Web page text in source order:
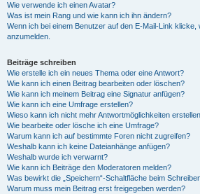
Wie verwende ich einen Avatar?
Was ist mein Rang und wie kann ich ihn ändern?
Wenn ich bei einem Benutzer auf den E-Mail-Link
anzumelden.
Beiträge schreiben
Wie erstelle ich ein neues Thema oder eine Antwort?
Wie kann ich einen Beitrag bearbeiten oder löschen?
Wie kann ich meinem Beitrag eine Signatur anfügen?
Wie kann ich eine Umfrage erstellen?
Wieso kann ich nicht mehr Antwortmöglichkeiten
Wie bearbeite oder lösche ich eine Umfrage?
Warum kann ich auf bestimmte Foren nicht zugreifen?
Weshalb kann ich keine Dateianhänge anfügen?
Weshalb wurde ich verwarnt?
Wie kann ich Beiträge den Moderatoren melden?
Was bewirkt die „Speichern“-Schaltfläche beim
Warum muss mein Beitrag erst freigegeben werden?